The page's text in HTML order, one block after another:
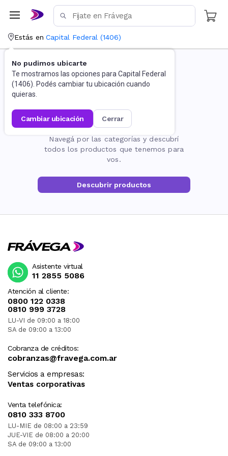
Estás en Capital Federal (1406)
No pudimos ubicarte
Te mostramos las opciones para Capital Federal
(1406). Podés cambiar tu ubicación cuando
quieras.
cambiar ubicación cerrar
La página no existe
Navegá por las categorías y descubrí
todos los productos que tenemos para
vos.
Descubrir productos
Atención al cliente:
0800 122 0338
0810 999 3728
LU-VI de 09:00 a 18:00
SA de 09:00 a 13:00
Cobranza de créditos:
cobranzas@fravega.com.ar
Servicios a empresas:
Ventas corporativas
Venta telefónica:
0810 333 8700
LU-MIE de 08:00 a 23:59
JUE-VIE de 08:00 a 20:00
SA de 09:00 a 13:00
Asistente virtual
11 2855 5086